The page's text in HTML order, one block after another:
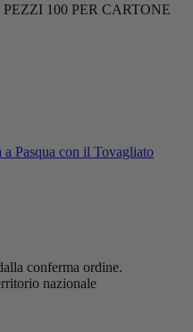
100 PER CARTONE
a Pasqua con il Tovagliato
conferma ordine.
nazionale